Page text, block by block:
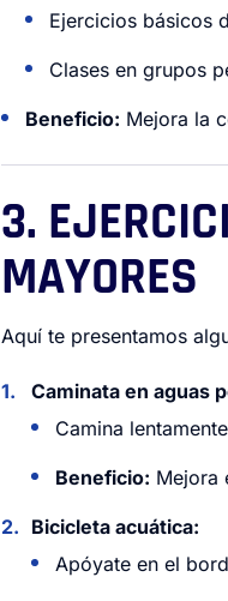
Ejercicios básicos
Clases en grupos
Beneficio: Mejora la
3.
MAYORES
Aquí te presentamos
Caminata en aguas
Camina
Beneficio: Mejora
Bicicleta acuática:
Apóyate en el